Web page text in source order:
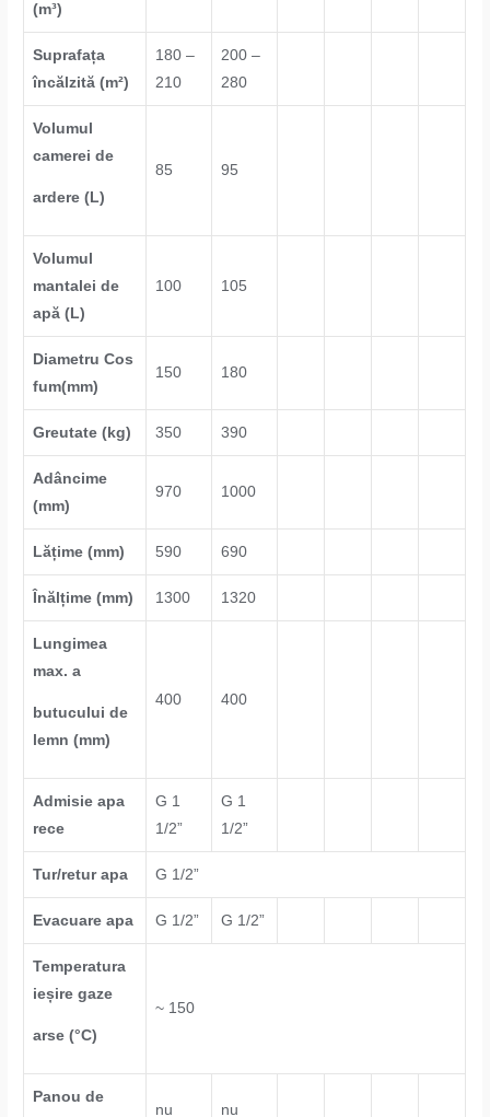
(m³)
Suprafața
încălzită (m²)
180 –
210
200 –
280
Volumul
camerei de
ardere (L)
85 95
Volumul
mantalei de
apă (L)
100 105
Diametru Cos
fum(mm)
150 180
Greutate (kg) 350 390
Adâncime
(mm)
970 1000
Lățime (mm) 590 690
Înălțime (mm) 1300 1320
Lungimea
max. a
butucului de
lemn (mm)
400 400
Admisie apa
rece
G 1
1/2”
G 1
1/2”
Tur/retur apa G 1/2”
Evacuare apa G 1/2” G 1/2”
Temperatura
ieșire gaze
arse (°С)
~ 150
Panou de
nu nu